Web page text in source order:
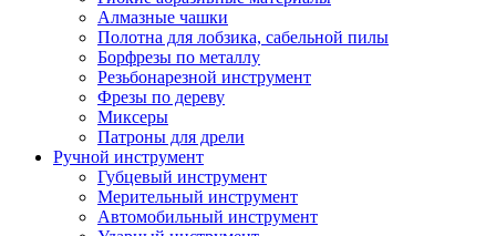
Алмазные чашки
Полотна для лобзика, сабельной пилы
Борфрезы по металлу
Резьбонарезной инструмент
Фрезы по дереву
Миксеры
Патроны для дрели
Ручной инструмент
Губцевый инструмент
Мерительный инструмент
Автомобильный инструмент